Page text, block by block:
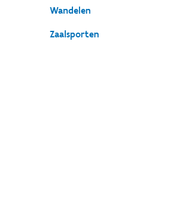
Wandelen
Zaalsporten